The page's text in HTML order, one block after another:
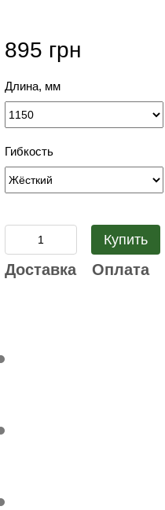
895 грн
Длина, мм
Гибкость
Купить
Доставка Оплата